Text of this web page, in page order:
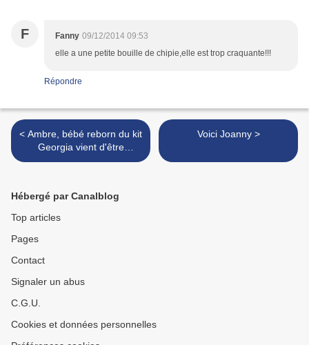
F Fanny 09/12/2014 09:53
elle a une petite bouille de chipie,elle est trop craquante!!!
Répondre
< Ambre, bébé reborn du kit
Georgia vient d'être
réservée :-)
Voici Joanny >
Hébergé par Canalblog
Top articles
Pages
Contact
Signaler un abus
C.G.U.
Cookies et données personnelles